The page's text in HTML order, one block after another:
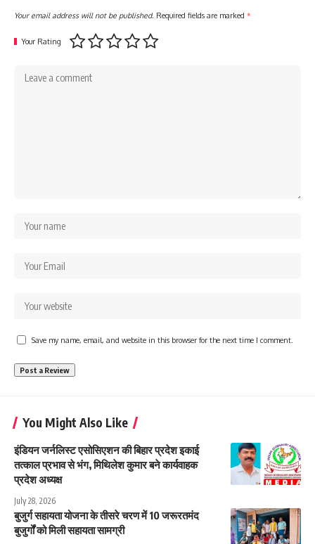
Your email address will not be published. Required fields are marked *
Your Rating
Save my name, email, and website in this browser for the next time I comment.
You Might Also Like
इंडियन जर्नलिस्ट एसोसिएशन की बिहार प्रदेश इकाई
तत्काल प्रभाव से भंग, मिथिलेश कुमार बने कार्यवाहक
प्रदेश अध्यक्ष
July 28, 2026
बुजुर्ग सहायता योजना के तीसरे चरण में 10 जरूरतमंद
बुजुर्गों को मिली सहायता सामग्री